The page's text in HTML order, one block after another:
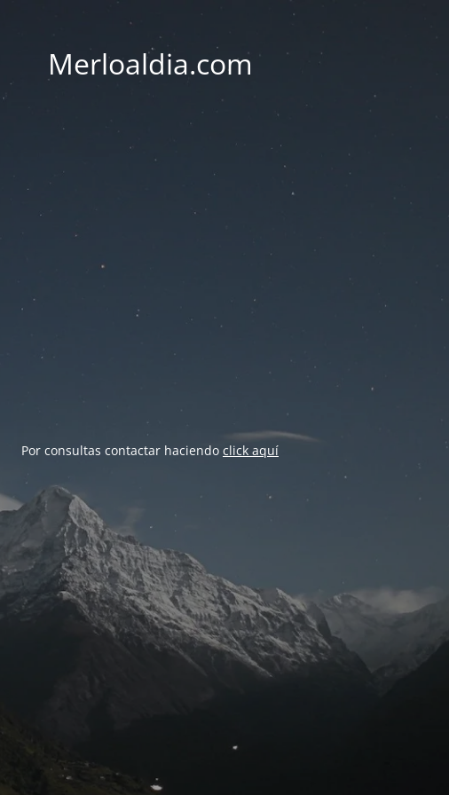
Merloaldia.com
Por consultas contactar haciendo click aquí